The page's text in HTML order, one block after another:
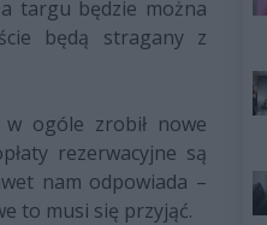
targu będzie można
będą stragany z
ogóle zrobił nowe
rezerwacyjne są
nam odpowiada –
to musi się przyjąć.